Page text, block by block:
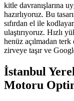
kitle davranışlarına
hazırlıyoruz. Bu
sıfırdan el ile
ulaştırıyoruz. Hızlı
henüz açılmadan
zirveye taşır ve
İstanbul
Motoru